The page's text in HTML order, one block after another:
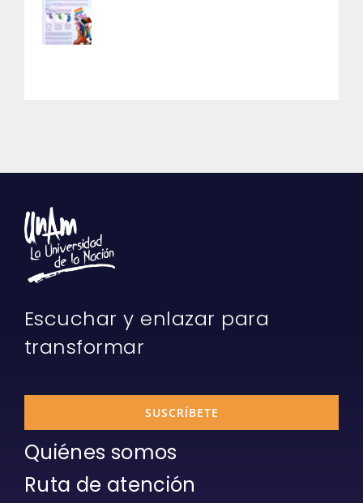
Escuchar y enlazar para
transformar
SUSCRÍBETE
Quiénes somos
Ruta de atención